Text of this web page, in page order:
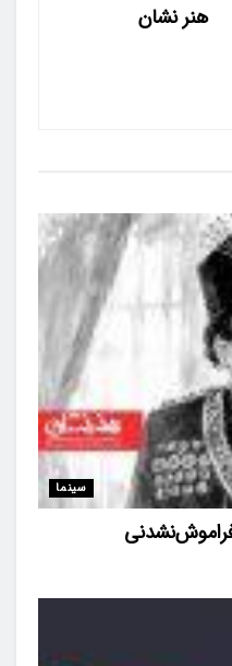
هنر نشان
سینما